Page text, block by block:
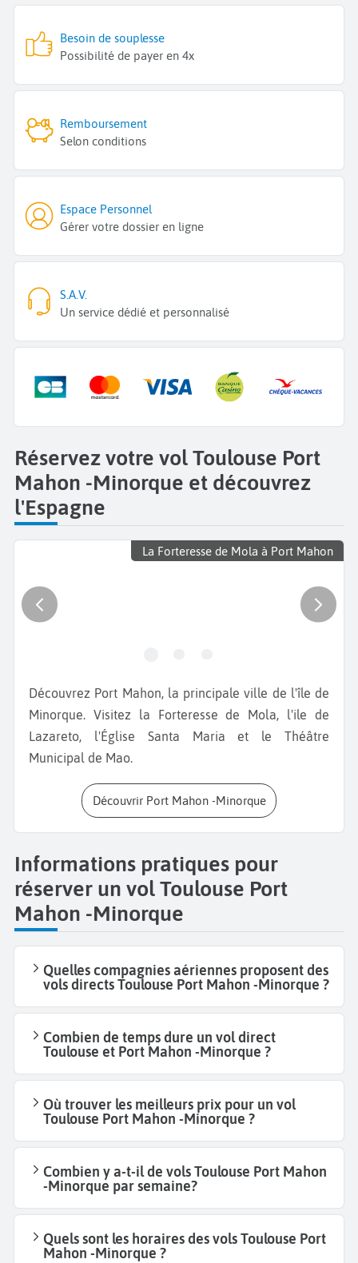
Besoin de souplesse
Possibilité de payer en 4x
Remboursement
Selon conditions
Espace Personnel
Gérer votre dossier en ligne
S.A.V.
Un service dédié et personnalisé
Réservez votre vol Toulouse Port
Mahon -Minorque et découvrez
l'Espagne
La Forteresse de Mola à Port Mahon
Découvrez Port Mahon, la principale ville de l'île de
Minorque. Visitez la Forteresse de Mola, l'ile de
Lazareto, l'Église Santa Maria et le Théâtre
Municipal de Mao.
Découvrir Port Mahon -Minorque
Informations pratiques pour
réserver un vol Toulouse Port
Mahon -Minorque
Quelles compagnies aériennes proposent des
vols directs Toulouse Port Mahon -Minorque ?
Combien de temps dure un vol direct
Toulouse et Port Mahon -Minorque ?
Où trouver les meilleurs prix pour un vol
Toulouse Port Mahon -Minorque ?
Combien y a-t-il de vols Toulouse Port Mahon
-Minorque par semaine?
Quels sont les horaires des vols Toulouse Port
Mahon -Minorque ?